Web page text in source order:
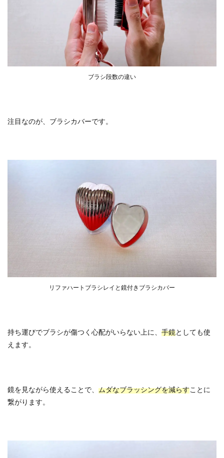
ブラシ段数の違い
注目なのが、ブラシカバーです。
リファハートブラシレイと鏡付きブラシカバー
持ち運びでブラシが傷つく心配がいらない上に、 手鏡としても使
えます。
鏡を見ながら使えることで、 ムダなブラッシングを減らすことに
繋がります。